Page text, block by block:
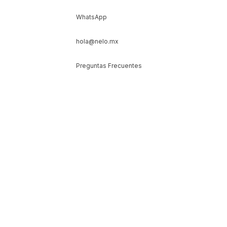
WhatsApp
hola@nelo.mx
Preguntas Frecuentes